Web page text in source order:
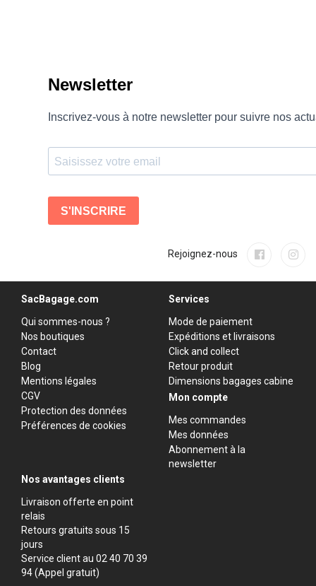
Rejoignez-nous
SacBagage.com
Qui sommes-nous ?
Nos boutiques
Contact
Blog
Mentions légales
CGV
Protection des données
Préférences de cookies
Services
Mode de paiement
Expéditions et livraisons
Click and collect
Retour produit
Dimensions bagages cabine
Mon compte
Mes commandes
Mes données
Abonnement à la
newsletter
Nos avantages clients
Livraison offerte en point
relais
Retours gratuits sous 15
jours
Service client au 02 40 70 39
94 (Appel gratuit)